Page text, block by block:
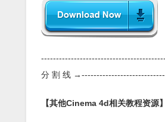
分 割 线
【其他Cinema 4d相关教程资源】